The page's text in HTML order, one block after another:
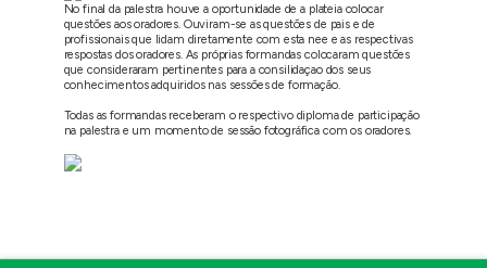
No final da palestra houve a oportunidade de a plateia colocar
questões aos oradores. Ouviram-se as questões de pais e de
profissionais que lidam diretamente com esta nee e as respectivas
respostas dos oradores. As próprias formandas colocaram questões
que consideraram pertinentes para a consilidaçao dos seus
conhecimentos adquiridos nas sessões de formação.
Todas as formandas receberam o respectivo diploma de participação
na palestra e um momento de sessão fotográfica com os oradores.